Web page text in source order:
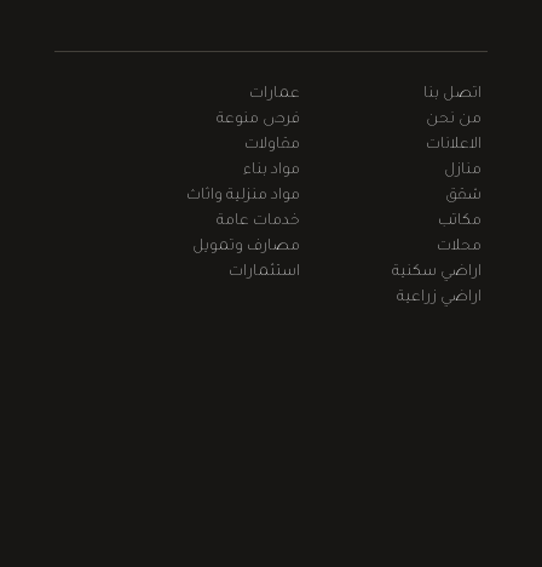
اتصل بنا
من نحن
الاعلانات
منازل
شقق
مكاتب
محلات
اراضي سكنية
اراضي زراعية
عمارات
فرص منوعة
مقاولات
مواد بناء
مواد منزلية واثاث
خدمات عامة
مصارف وتمويل
استثمارات